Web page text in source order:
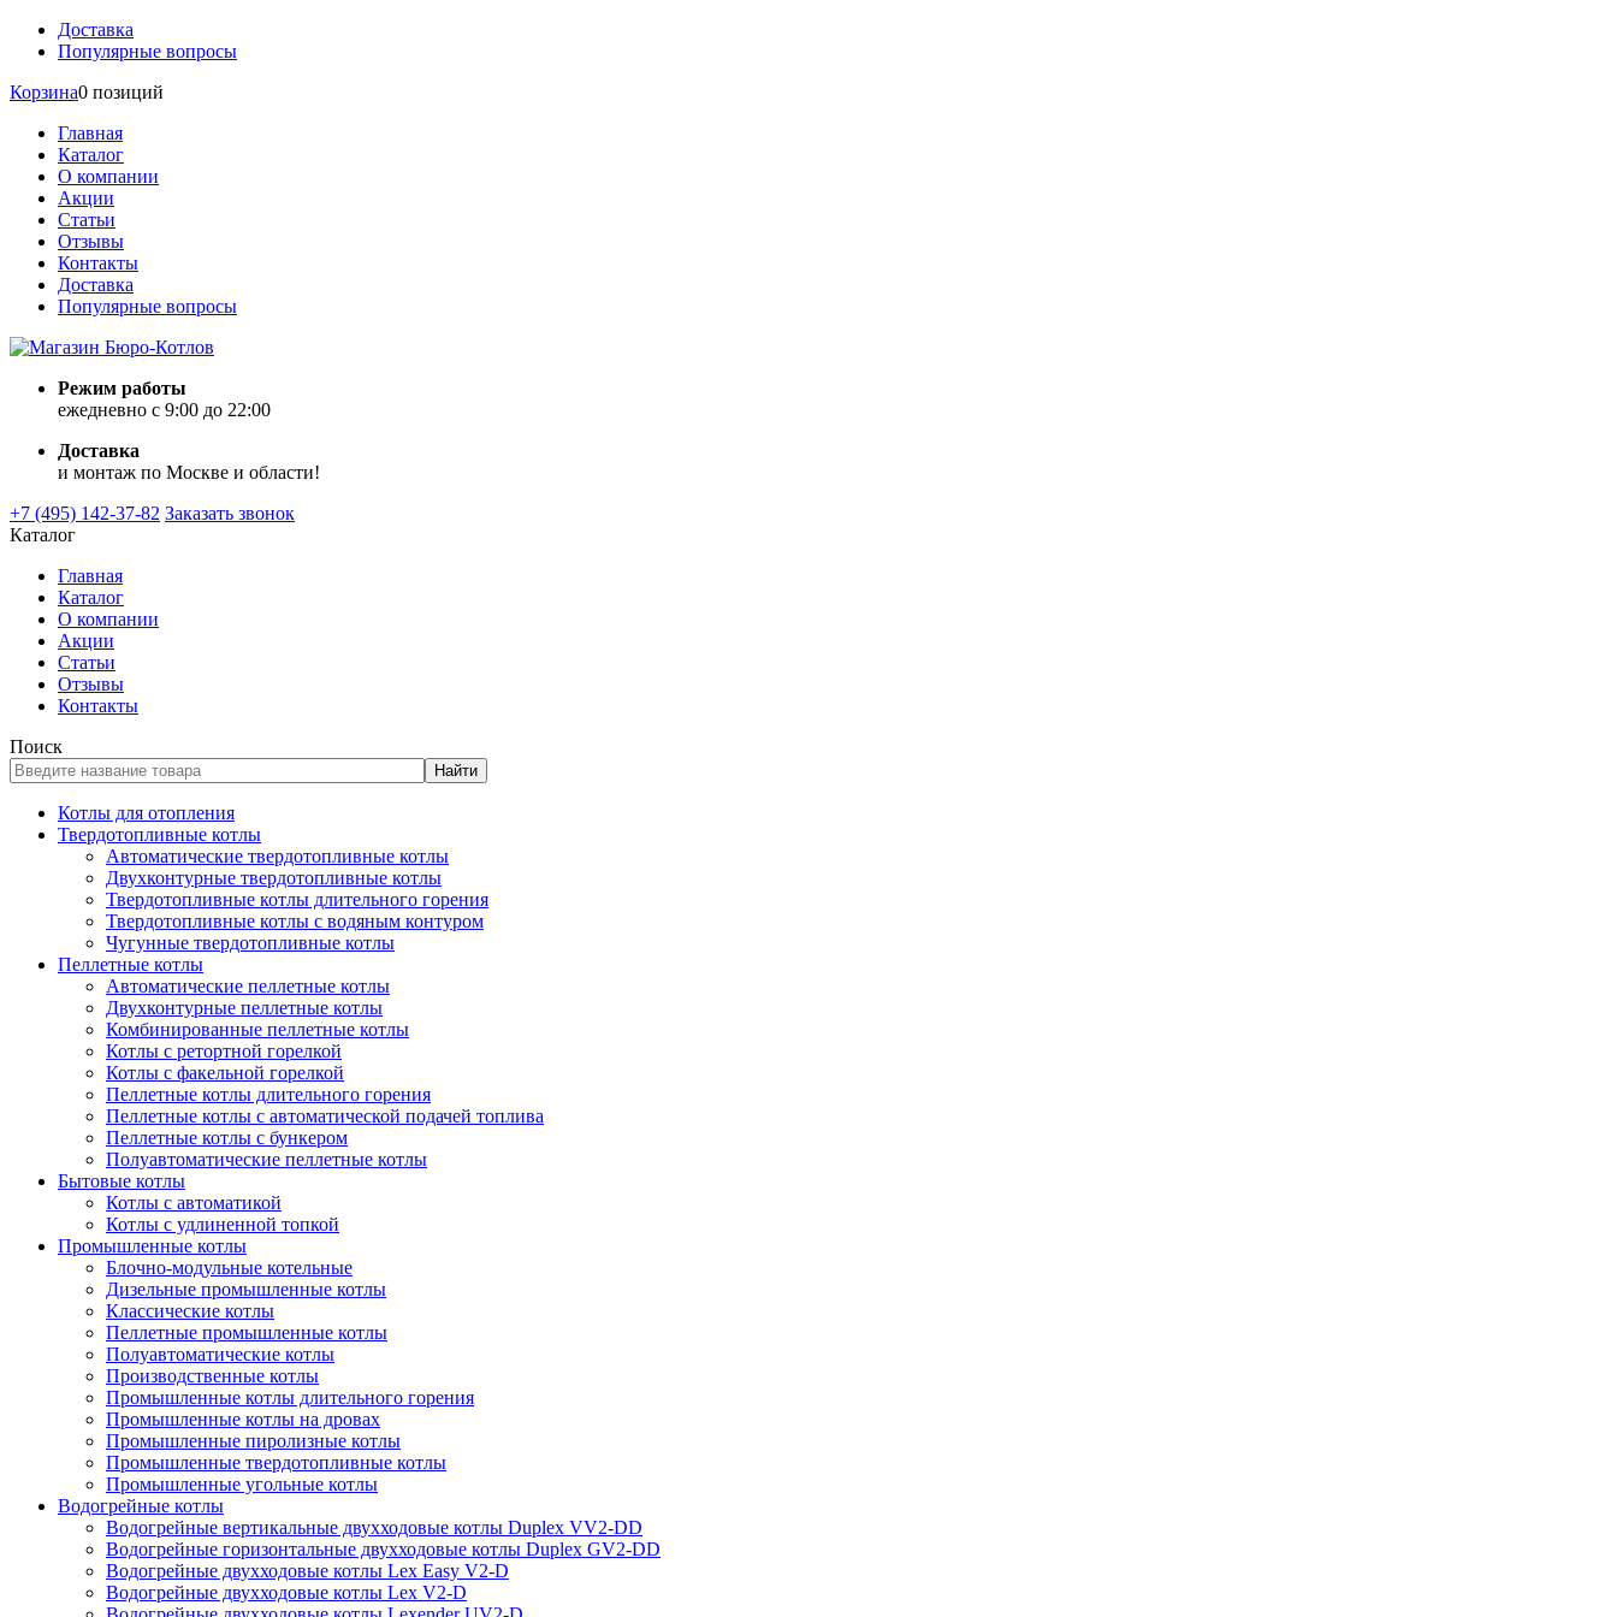
Доставка
Популярные вопросы
Корзина0 позиций
Главная
Каталог
О компании
Акции
Статьи
Отзывы
Контакты
Доставка
Популярные вопросы
Режим работы
ежедневно с 9:00 до 22:00
Доставка
и монтаж по Москве и области!
+7 (495) 142-37-82 Заказать звонок
Каталог
Главная
Каталог
О компании
Акции
Статьи
Отзывы
Контакты
Поиск
Найти
Котлы для отопления
Твердотопливные котлы
Автоматические твердотопливные котлы
Двухконтурные твердотопливные котлы
Твердотопливные котлы длительного горения
Твердотопливные котлы с водяным контуром
Чугунные твердотопливные котлы
Пеллетные котлы
Автоматические пеллетные котлы
Двухконтурные пеллетные котлы
Комбинированные пеллетные котлы
Котлы с ретортной горелкой
Котлы с факельной горелкой
Пеллетные котлы длительного горения
Пеллетные котлы с автоматической подачей топлива
Пеллетные котлы с бункером
Полуавтоматические пеллетные котлы
Бытовые котлы
Котлы с автоматикой
Котлы с удлиненной топкой
Промышленные котлы
Блочно-модульные котельные
Дизельные промышленные котлы
Классические котлы
Пеллетные промышленные котлы
Полуавтоматические котлы
Производственные котлы
Промышленные котлы длительного горения
Промышленные котлы на дровах
Промышленные пиролизные котлы
Промышленные твердотопливные котлы
Промышленные угольные котлы
Водогрейные котлы
Водогрейные вертикальные двухходовые котлы Duplex VV2-DD
Водогрейные горизонтальные двухходовые котлы Duplex GV2-DD
Водогрейные двухходовые котлы Lex Easy V2-D
Водогрейные двухходовые котлы Lex V2-D